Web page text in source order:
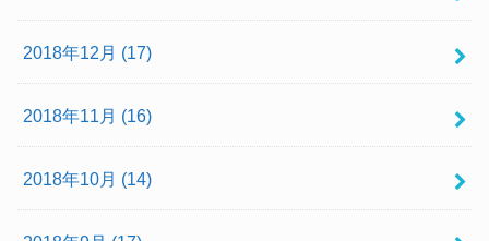
2018年12月 (17)
2018年11月 (16)
2018年10月 (14)